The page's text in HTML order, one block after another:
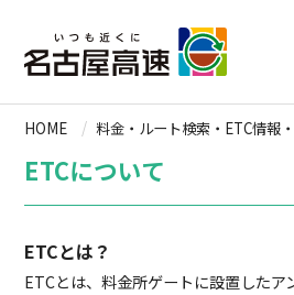
HOME 料金・ルート検索・ETC情報
ETCについて
ETCとは？
ETCとは、料金所ゲートに設置したア